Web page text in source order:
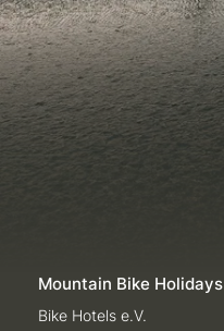
Mountain Bike Holidays
Bike Hotels e.V.